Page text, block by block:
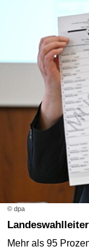
© dpa
Mehr als 95